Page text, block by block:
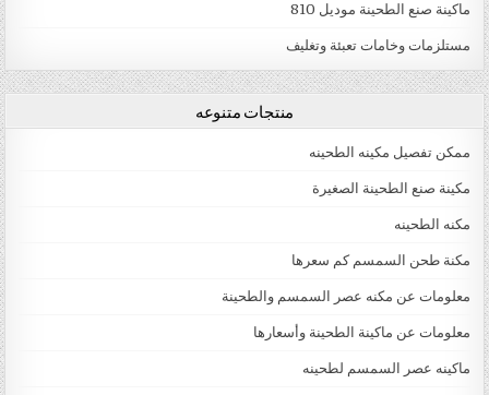
ماكينة صنع الطحينة موديل 810
مستلزمات وخامات تعبئة وتغليف
منتجات متنوعه
ممكن تفصيل مكينه الطحينه
مكينة صنع الطحينة الصغيرة
مكنه الطحينه
مكنة طحن السمسم كم سعرها
معلومات عن مكنه عصر السمسم والطحينة
معلومات عن ماكينة الطحينة وأسعارها
ماكينه عصر السمسم لطحينه